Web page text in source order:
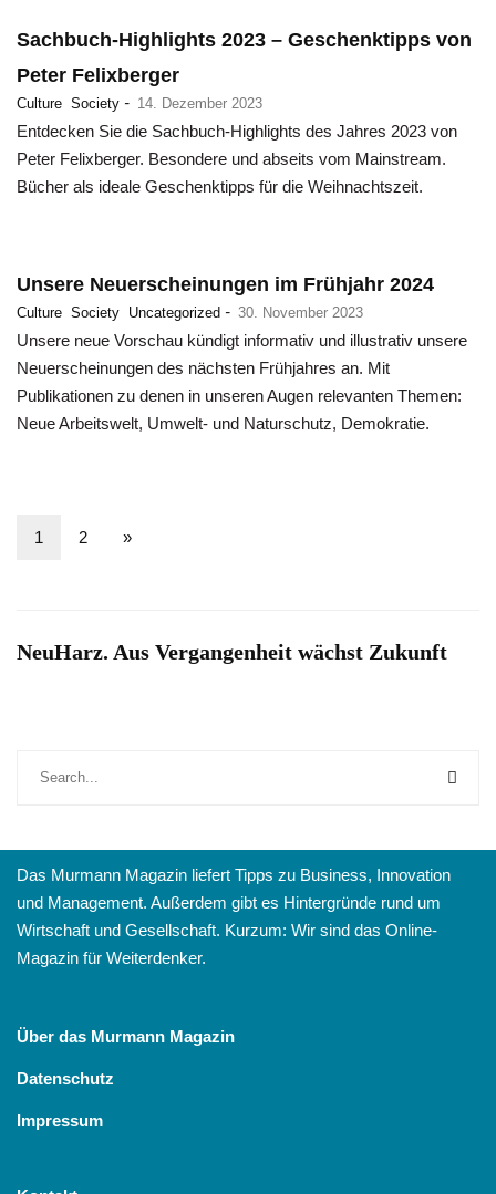
Sachbuch-Highlights 2023 – Geschenktipps von
Peter Felixberger
Culture Society - 14. Dezember 2023
Entdecken Sie die Sachbuch-Highlights des Jahres 2023 von
Peter Felixberger. Besondere und abseits vom Mainstream.
Bücher als ideale Geschenktipps für die Weihnachtszeit.
Unsere Neuerscheinungen im Frühjahr 2024
Culture Society Uncategorized - 30. November 2023
Unsere neue Vorschau kündigt informativ und illustrativ unsere
Neuerscheinungen des nächsten Frühjahres an. Mit
Publikationen zu denen in unseren Augen relevanten Themen:
Neue Arbeitswelt, Umwelt- und Naturschutz, Demokratie.
1 2 »
NeuHarz. Aus Vergangenheit wächst Zukunft
Das Murmann Magazin liefert Tipps zu Business, Innovation
und Management. Außerdem gibt es Hintergründe rund um
Wirtschaft und Gesellschaft. Kurzum: Wir sind das Online-
Magazin für Weiterdenker.
Über das Murmann Magazin
Datenschutz
Impressum